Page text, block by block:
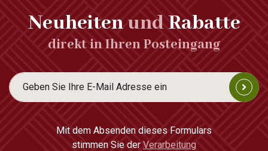
NeuheitenundRabatte
direkt in Ihren Posteingang
Mit dem Absenden dieses Formulars
stimmen Sie der Verarbeitung